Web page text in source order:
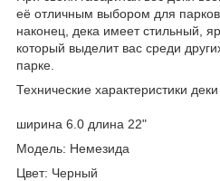
её отличным выбором для
наконец, дека имеет стильный,
который выделит вас среди
парке.
Технические характеристики
ширина 6.0 длина 22"
Модель: Немезида
Цвет: Черный